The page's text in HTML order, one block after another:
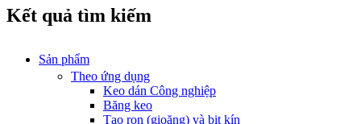
Kết quả tìm kiếm
Sản phẩm
Theo ứng dụng
Keo dán Công nghiệp
Băng keo
Tạo ron (gioăng) và bịt kín